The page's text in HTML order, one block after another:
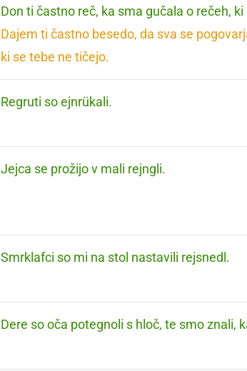
Don ti častno reč, ka sma gučala o rečeh,
Dajem ti častno besedo, da sva se
ki se tebe ne tičejo.
Regruti so ejnrükali.
Jejca se prožijo v mali rejngli.
Smrklafci so mi na stol nastavili rejsnedl.
Dere so oča potegnoli s hloč, te smo znali,